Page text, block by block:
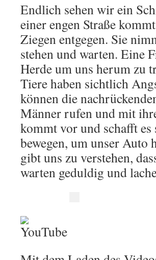
Endlich sehen wir ein
einer engen Straße
Ziegen entgegen. Sie
stehen und warten. Eine
Herde um uns herum zu
Tiere haben sichtlich
können die
Männer rufen und mit
kommt vor und schafft
bewegen, um unser Auto
gibt uns zu verstehen,
warten geduldig und